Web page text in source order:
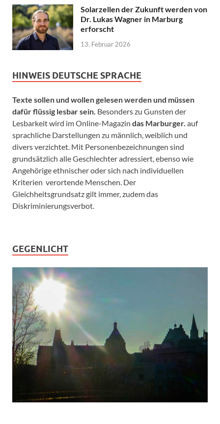
Solarzellen der Zukunft werden von
Dr. Lukas Wagner in Marburg
erforscht
13. Februar 2026
HINWEIS DEUTSCHE SPRACHE
Texte sollen und wollen gelesen werden und müssen
dafür flüssig lesbar sein. Besonders zu Gunsten der
Lesbarkeit wird im Online-Magazin das Marburger. auf
sprachliche Darstellungen zu männlich, weiblich und
divers verzichtet. Mit Personenbezeichnungen sind
grundsätzlich alle Geschlechter adressiert, ebenso wie
Angehörige ethnischer oder sich nach individuellen
Kriterien verortende Menschen. Der
Gleichheitsgrundsatz gilt immer, zudem das
Diskriminierungsverbot.
GEGENLICHT